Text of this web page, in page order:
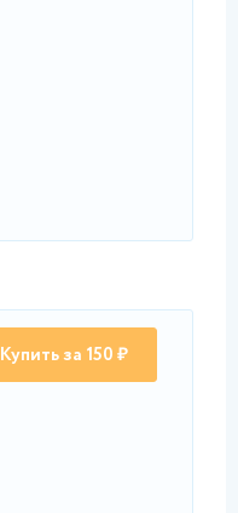
Купить за 150 ₽